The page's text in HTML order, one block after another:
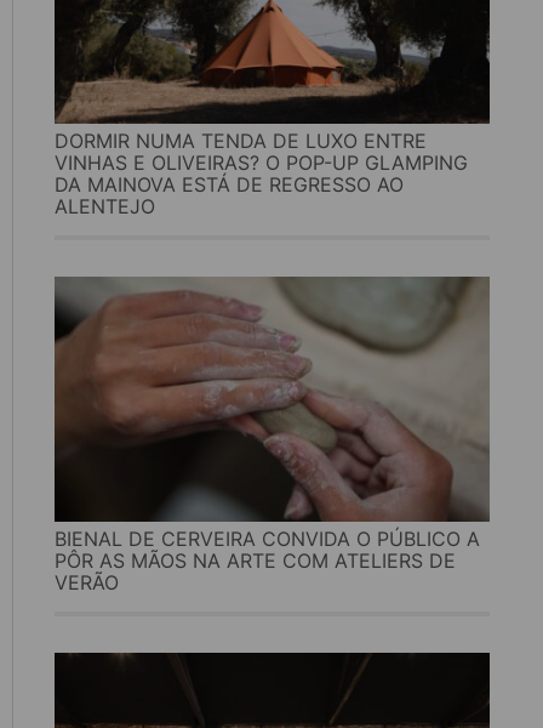
DORMIR NUMA TENDA DE LUXO ENTRE
VINHAS E OLIVEIRAS? O POP-UP GLAMPING
DA MAINOVA ESTÁ DE REGRESSO AO
ALENTEJO
BIENAL DE CERVEIRA CONVIDA O PÚBLICO A
PÔR AS MÃOS NA ARTE COM ATELIERS DE
VERÃO